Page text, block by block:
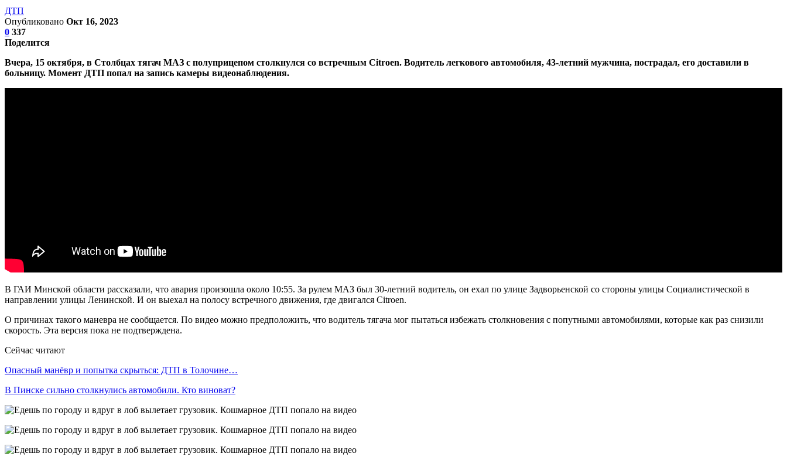
ДТП
Опубликовано Окт 16, 2023
0 337
Поделится
Вчера, 15 октября, в Столбцах тягач МАЗ с полуприцепом столкнулся со встречным Citroen. Водитель легкового автомобиля, 43-летний мужчина, пострадал, его доставили в
больницу. Момент ДТП попал на запись камеры видеонаблюдения.
В ГАИ Минской области рассказали, что авария произошла около 10:55. За рулем МАЗ был 30-летний водитель, он ехал по улице Задворьенской со стороны улицы Социалистической в
направлении улицы Ленинской. И он выехал на полосу встречного движения, где двигался Citroen.
О причинах такого маневра не сообщается. По видео можно предположить, что водитель тягача мог пытаться избежать столкновения с попутными автомобилями, которые как раз снизили
скорость. Эта версия пока не подтверждена.
Сейчас читают
Опасный манёвр и попытка скрыться: ДТП в Толочине…
В Пинске сильно столкнулись автомобили. Кто виноват?